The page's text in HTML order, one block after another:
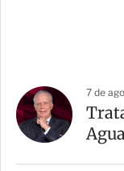
7 de